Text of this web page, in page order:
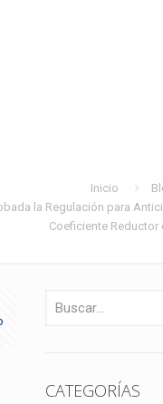
Inicio
la Regulación para
Coeficiente Reductor
CATEGORÍAS